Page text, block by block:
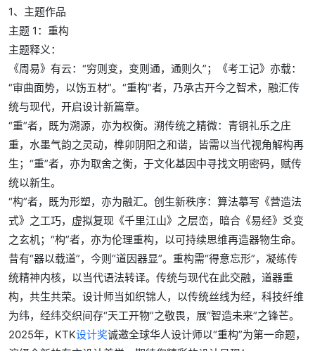
1、主题作品
主题 1：重构
主题释义：
《周易》有云：“穷则变，变则通，通则久”；《考工记》亦载：
“审曲面势，以饬五材”。“重构”者，乃承古开今之智术，融汇传
统与现代，开启设计新篇章。
“重”者，既为溯源，亦为权衡。溯传统之精微：青铜礼乐之庄
重，水墨气韵之灵动，榫卯阴阳之和谐，皆需以当代视角解构再
生；“重”者，亦为取舍之衡，于文化基因中寻找文明密码，赋传
统以新生。
“构”者，既为形塑，亦为融汇。创生新秩序：算法摹写《营造法
式》之工巧，虚拟复现《千里江山》之层峦，暗合《易经》爻变
之玄机；“构”者，亦为伦理重构，以可持续思维再造器物生命。
昔有“器以载道”，今则“道因器显”。重构需“得意忘形”，凝练传
统精神内核，以当代语法转译。传统与现代在此交融，道器重
构，共生共荣。设计师当如织锦人，以传统丝线为经，科技纤维
为纬，经纬交织间存“天工开物”之敬畏，展“智造未来”之锋芒。
2025年，KTK设计奖诚邀全球华人设计师以“重构”为第一命题，